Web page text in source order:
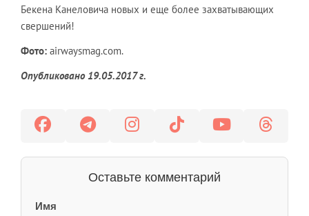
Бекена Канеловича новых и еще более захватывающих
свершений!
Фото: airwaysmag.com.
Опубликовано 19.05.2017 г.
Оставьте комментарий
Имя